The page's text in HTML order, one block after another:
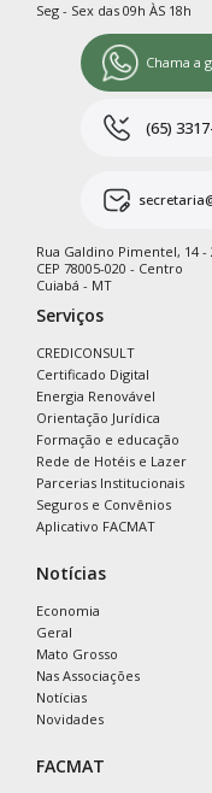
Seg - Sex das 09h ÀS 18h
Chama a
(65)
Rua Galdino Pimentel, 14
CEP 78005-020 - Centro
Cuiabá - MT
Serviços
CREDICONSULT
Certificado Digital
Energia Renovável
Orientação Jurídica
Formação e educação
Rede de Hotéis e Lazer
Parcerias Institucionais
Seguros e Convênios
Aplicativo FACMAT
Notícias
Economia
Geral
Mato Grosso
Nas Associações
Notícias
Novidades
FACMAT